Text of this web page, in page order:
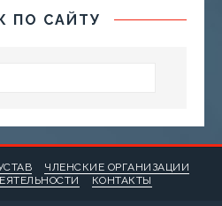
ПО САЙТУ
ЧЛЕНСКИЕ ОРГАНИЗАЦИИ
КОНТАКТЫ